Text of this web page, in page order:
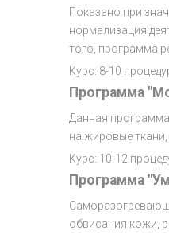
Показано при
нормализация
того, программа
Курс: 8-10
Программа
Данная
на жировые
Курс: 10-12
Программа
обвисания кожи,